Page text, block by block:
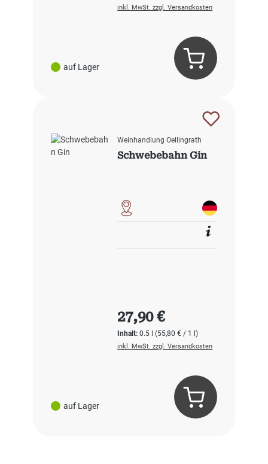
auf Lager
inkl. MwSt. zzgl. Versandkosten
auf Lager
Weinhandlung Oellingrath
Schwebebahn Gin
Inhalt:0.5 l(55,80 € / 1 l)
Regulärer Preis:
27,90 €
inkl. MwSt. zzgl. Versandkosten